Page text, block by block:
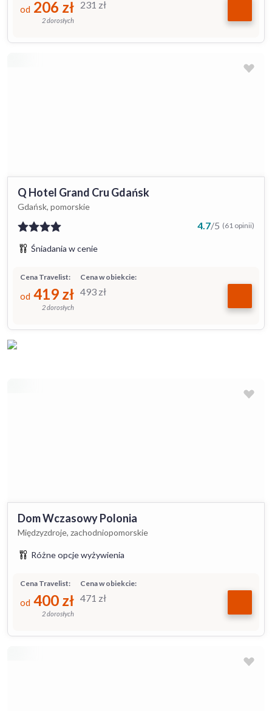
231 zł
od 206 zł
2 dorosłych
Q Hotel Grand Cru Gdańsk
Gdańsk, pomorskie
4.7/5 (61 opinii)
Śniadania w cenie
Cena w obiekcie:
493 zł
Cena Travelist:
od 419 zł
2 dorosłych
Dom Wczasowy Polonia
Międzyzdroje, zachodniopomorskie
Różne opcje wyżywienia
Cena w obiekcie:
471 zł
Cena Travelist:
od 400 zł
2 dorosłych